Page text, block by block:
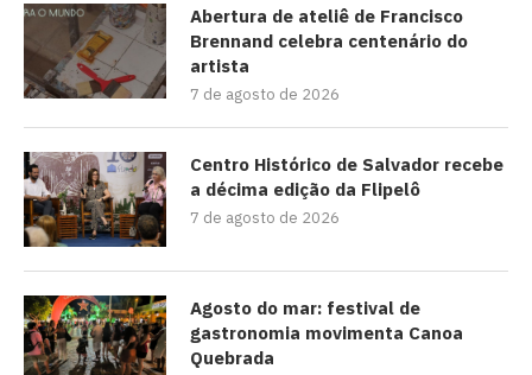
Abertura de ateliê de Francisco
Brennand celebra centenário do
artista
7 de agosto de 2026
Centro Histórico de Salvador recebe
a décima edição da Flipelô
7 de agosto de 2026
Agosto do mar: festival de
gastronomia movimenta Canoa
Quebrada